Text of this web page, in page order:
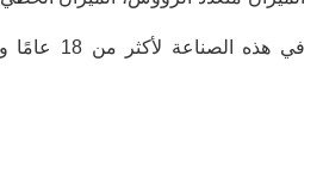
في هذه